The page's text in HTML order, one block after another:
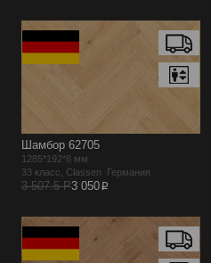
Шамбор 62705
1285*192*8 мм
33 класс, Classen Германия
3 507.5 Р3 050p